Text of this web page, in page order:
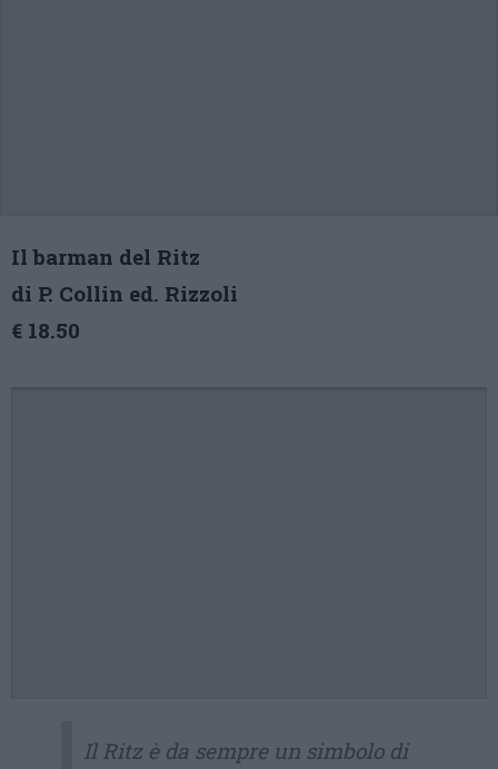
Il barman del Ritz
di P. Collin ed. Rizzoli
€ 18.50
Il Ritz è da sempre un simbolo di